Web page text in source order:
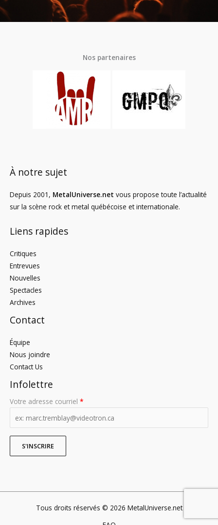
Nos partenaires
À notre sujet
Depuis 2001, MetalUniverse.net vous propose toute l’actualité
sur la scène rock et metal québécoise et internationale.
Liens rapides
Critiques
Entrevues
Nouvelles
Spectacles
Archives
Contact
Équipe
Nous joindre
Contact Us
Infolettre
Votre adresse courriel *
Tous droits réservés © 2026 MetalUniverse.net